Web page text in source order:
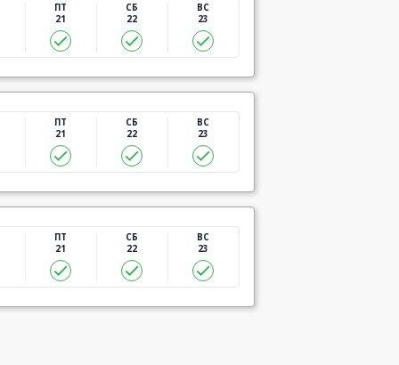
ПТ
21
СБ
22
ВС
23
ПТ
21
СБ
22
ВС
23
ПТ
21
СБ
22
ВС
23